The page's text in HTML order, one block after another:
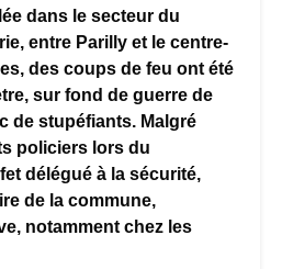
dans le secteur du
entre Parilly et le centre-
des coups de feu ont été
sur fond de guerre de
de stupéfiants. Malgré
policiers lors du
délégué à la sécurité,
de la commune,
notamment chez les